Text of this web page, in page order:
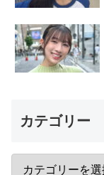
カテゴリー